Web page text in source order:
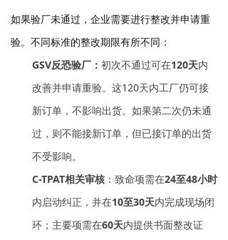
如果验厂未通过，企业需要进行整改并申请重
验。不同标准的整改期限有所不同：
GSV反恐验厂 ： 初次不通过可在120天内
改善并申请重验。这120天内工厂仍可接
新订单，不影响出货。如果第二次仍未通
过，则不能接新订单，但已接订单的出货
不受影响。
C-TPAT相关审核 ：致命项需在24至48小时
内启动纠正，并在10至30天内完成现场闭
环；主要项需在60天内提供书面整改证